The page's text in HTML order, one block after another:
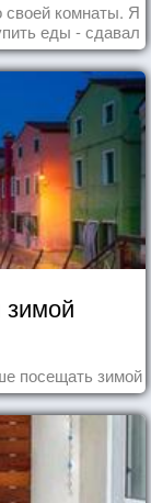
комнаты. Я
еды - сдавал
зимой
посещать зимой